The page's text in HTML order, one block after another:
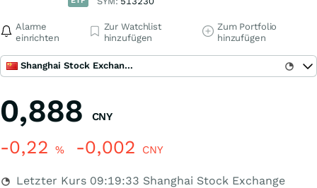
Alarme
einrichten
Zur Watchlist
hinzufügen
Zum Portfolio
hinzufügen
Shanghai Stock Exchange
0,888 CNY
-0,22 % -0,002 CNY
Letzter Kurs 09:19:33 Shanghai Stock Exchange